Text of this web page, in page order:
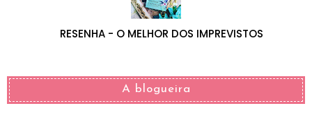
RESENHA - O MELHOR DOS IMPREVISTOS
A blogueira